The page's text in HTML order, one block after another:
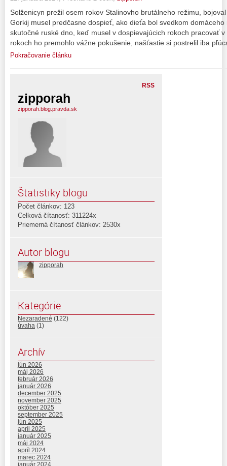
Solženicyn prežil osem rokov Stalinovho brutálneho režimu,
Gorkij musel predčasne dospieť, ako dieťa bol svedkom
skutočné ruské dno, keď musel v dospievajúcich rokoch pracovať
rokoch ho premohlo vážne pokušenie, našťastie si postrelil iba
Pokračovanie článku
RSS
zipporah
zipporah.blog.pravda.sk
Štatistiky blogu
Počet článkov: 123
Celková čítanosť: 311224x
Priemerná čítanosť článkov: 2530x
Autor blogu
zipporah
Kategórie
Nezaradené (122)
úvaha (1)
Archív
jún 2026
máj 2026
február 2026
január 2026
december 2025
november 2025
október 2025
september 2025
jún 2025
apríl 2025
január 2025
máj 2024
apríl 2024
marec 2024
január 2024